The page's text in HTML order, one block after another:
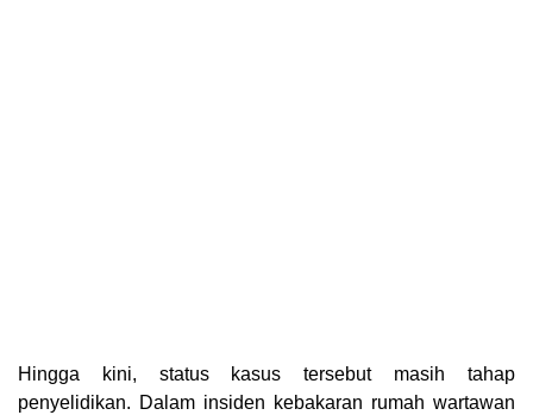
Hingga kini, status kasus tersebut masih tahap
penyelidikan. Dalam insiden kebakaran rumah wartawan